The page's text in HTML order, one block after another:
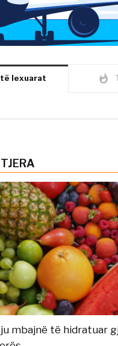
të lexuarat whatshot
mbajnë të hidratuar